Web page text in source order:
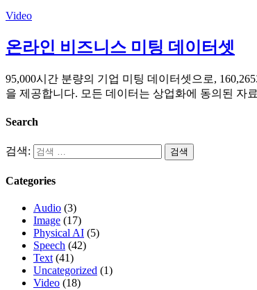
Video
온라인 비즈니스 미팅 데이터셋
95,000시간 분량의 기업 미팅 데이터셋으로,
을 제공합니다. 모든 데이터는 상업화에 동의된 자
Search
검색:
Categories
Audio (3)
Image (17)
Physical AI (5)
Speech (42)
Text (41)
Uncategorized (1)
Video (18)